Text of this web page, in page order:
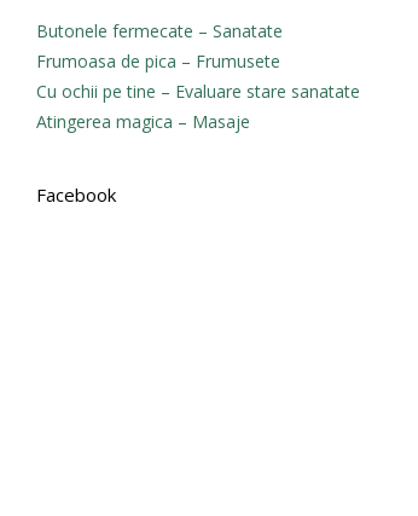
Butonele fermecate – Sanatate
Frumoasa de pica – Frumusete
Cu ochii pe tine – Evaluare stare sanatate
Atingerea magica – Masaje
Facebook